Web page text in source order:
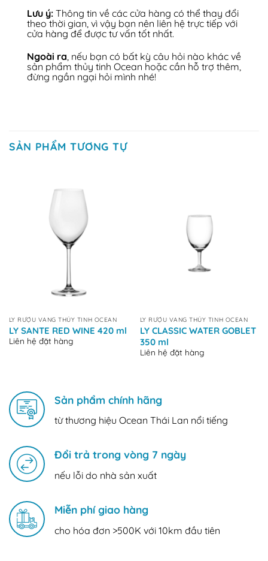
Lưu ý: Thông tin về các cửa hàng có thể thay đổi
theo thời gian, vì vậy bạn nên liên hệ trực tiếp với
cửa hàng để được tư vấn tốt nhất.
Ngoài ra , nếu bạn có bất kỳ câu hỏi nào khác về
sản phẩm thủy tinh Ocean hoặc cần hỗ trợ thêm,
đừng ngần ngại hỏi mình nhé!
SẢN PHẨM TƯƠNG TỰ
LY RƯỢU VANG THỦY TINH OCEAN
LY SANTE RED WINE 420 ml
Liên hệ đặt hàng
LY RƯỢU VANG THỦY TINH OCEAN
LY CLASSIC WATER GOBLET
350 ml
Liên hệ đặt hàng
Sản phẩm chính hãng
từ thương hiệu Ocean Thái Lan nổi tiếng
Đổi trả trong vòng 7 ngày
nếu lỗi do nhà sản xuất
Miễn phí giao hàng
cho hóa đơn >500K với 10km đầu tiên